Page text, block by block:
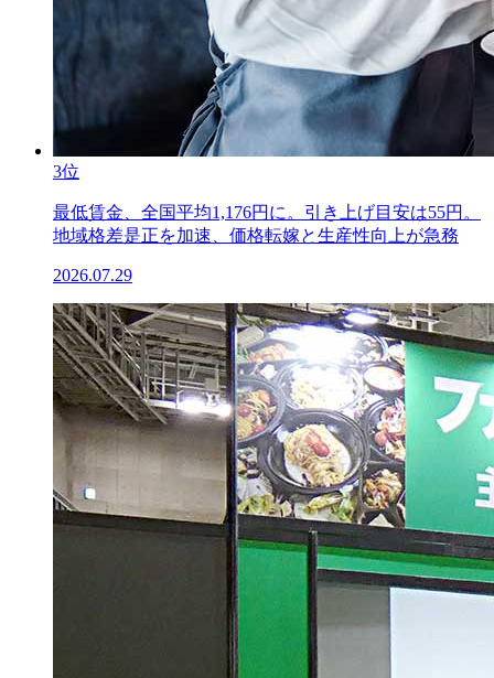
3位
最低賃金、全国平均1,176円に。引き上げ目安は55円。
地域格差是正を加速、価格転嫁と生産性向上が急務
2026.07.29